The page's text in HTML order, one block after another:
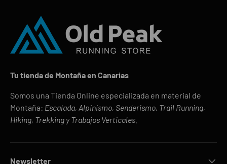
Tu tienda de Montaña en Canarias
Somos una Tienda Online especializada en material de
Montaña: Escalada, Alpinismo, Senderismo, Trail Running,
Hiking, Trekking y Trabajos Verticales.
Newsletter